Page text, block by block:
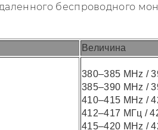
беспроводного
Величина
380–385 MHz /
385–390 MHz /
410–415 MHz /
412–417 МГц /
415–420 MHz /